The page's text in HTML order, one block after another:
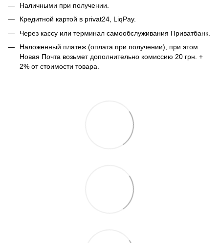
Наличными при получении.
Кредитной картой в privat24, LiqPay.
Через кассу или терминал самообслуживания Приватбанк.
Наложенный платеж (оплата при получении), при этом
Новая Почта возьмет дополнительно комиссию 20 грн. +
2% от стоимости товара.